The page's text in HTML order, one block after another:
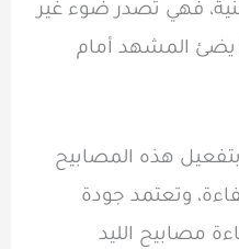
فهي تصدر ضوء غير
يضئ المشهد أمام
بتفعيل هذه المصابيح
وتعتمد جودة
مصابيح الليد